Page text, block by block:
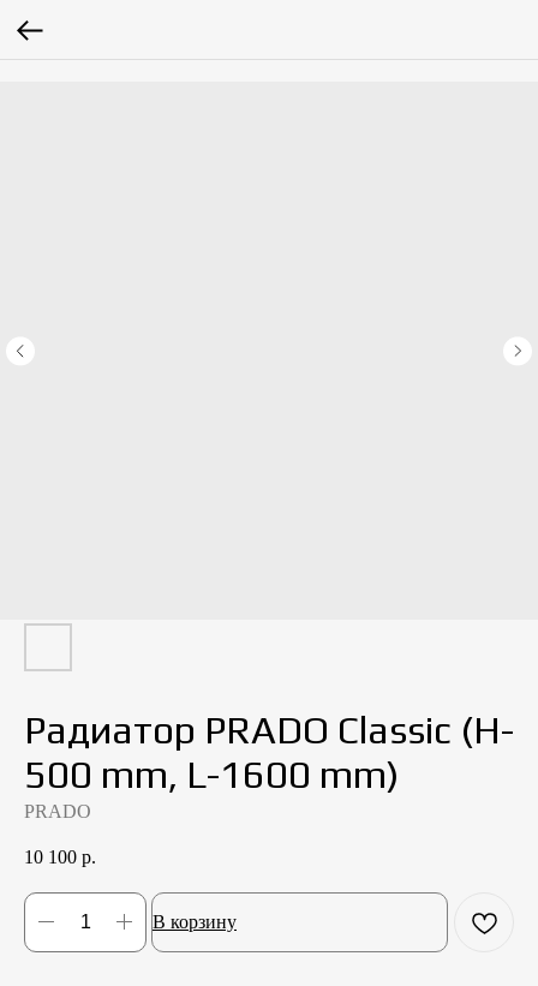
Радиатор PRADO Classic (H-
500 mm, L-1600 mm)
PRADO
10 100 р.
В корзину